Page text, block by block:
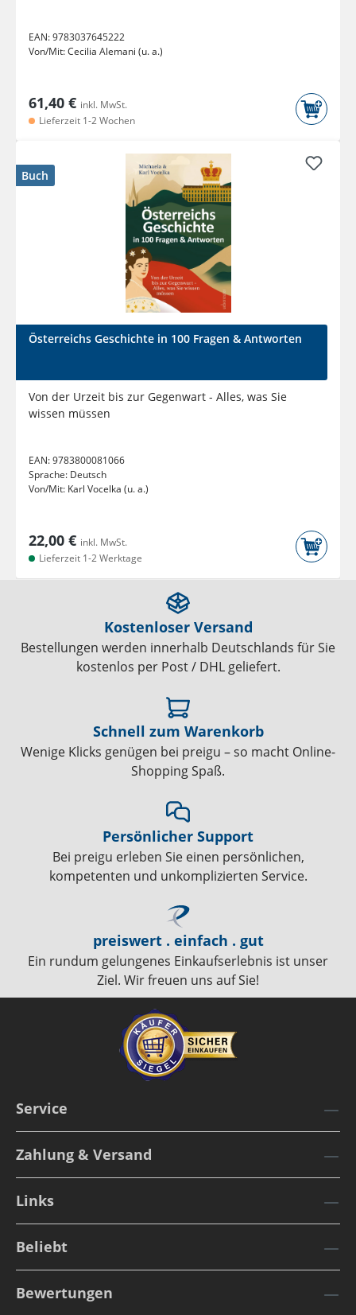
EAN:9783037645222
Von/Mit:Cecilia Alemani (u. a.)
61,40 € inkl. MwSt.
Lieferzeit 1-2 Wochen
Buch
Österreichs Geschichte in 100 Fragen & Antworten
Von der Urzeit bis zur Gegenwart - Alles, was Sie
wissen müssen
EAN:9783800081066
Sprache: Deutsch
Von/Mit: Karl Vocelka (u. a.)
22,00 € inkl. MwSt.
Lieferzeit 1-2 Werktage
Kostenloser Versand
Bestellungen werden innerhalb Deutschlands für Sie
kostenlos per Post / DHL geliefert.
Schnell zum Warenkorb
Wenige Klicks genügen bei preigu – so macht Online-
Shopping Spaß.
Persönlicher Support
Bei preigu erleben Sie einen persönlichen,
kompetenten und unkomplizierten Service.
preiswert . einfach . gut
Ein rundum gelungenes Einkaufserlebnis ist unser
Ziel. Wir freuen uns auf Sie!
Service
Zahlung & Versand
Links
Beliebt
Bewertungen